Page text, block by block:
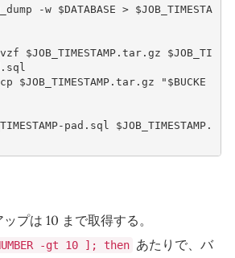
-w $DATABASE >
$JOB_TIMESTA
$JOB_TIMESTAMP.tar.gz
$JOB_TI
cp $JOB_TIMESTAMP.tar.gz " $BUCKE
-pad.sql $JOB_TIMESTAMP.
プは 10 まで取得する。
-gt 10 ]; then あたりで、バ